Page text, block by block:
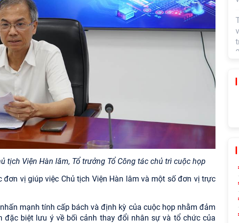
tịch Viện Hàn lâm, Tổ trưởng Tổ Công tác chủ trì cuộc họp
vị giúp việc Chủ tịch Viện Hàn lâm và một số đơn vị trực
mạnh tính cấp bách và định kỳ của cuộc họp nhằm đảm
đặc biệt lưu ý về bối cảnh thay đổi nhân sự và tổ chức của